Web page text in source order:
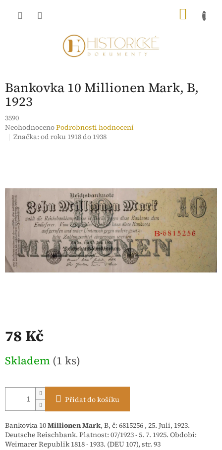
Bankovka 10 Millionen Mark, B,
1923
3590
Průměrné
hodnocení
hvězdiček.
NeohodnocenoPodrobnosti hodnocení
Značka:od roku 1918 do 1938
78 Kč
cena:
Skladem (1 ks)
Přidat do košíku
Bankovka 10Millionen Mark, B, č: 6815256 , 25. Juli, 1923.
Deutsche Reischbank. Platnost: 07/1923 - 5. 7. 1925. Období:
Weimarer Republik 1818 - 1933. (DEU 107), str. 93